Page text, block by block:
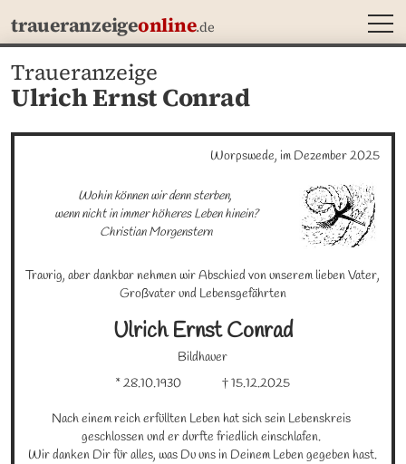
traueranzeigeonline.de
Traueranzeige
Ulrich Ernst Conrad
Worpswede, im Dezember 2025
Wohin können wir denn sterben,
wenn nicht in immer höheres Leben hinein?
Christian Morgenstern
Traurig, aber dankbar nehmen wir Abschied von unserem lieben Vater,
Großvater und Lebensgefährten
Ulrich Ernst Conrad
Bildhauer
* 28.10.1930 † 15.12.2025
Nach einem reich erfüllten Leben hat sich sein Lebenskreis
geschlossen und er durfte friedlich einschlafen.
Wir danken Dir für alles, was Du uns in Deinem Leben gegeben hast.